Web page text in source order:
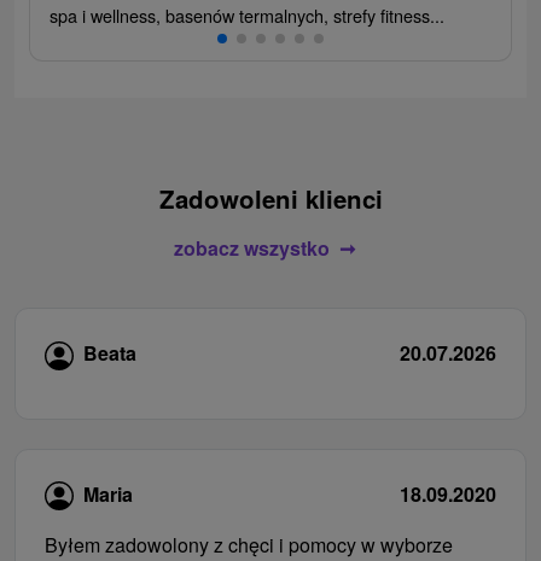
spa i wellness, basenów termalnych, strefy fitness...
Zadowoleni klienci
zobacz wszystko
Beata 20.07.2026
Maria
18.09.2020
Byłem zadowolony z chęci i pomocy w wyborze